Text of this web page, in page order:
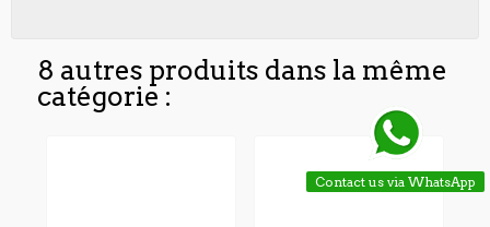
8 autres produits dans la même
catégorie :
Contact us via WhatsApp